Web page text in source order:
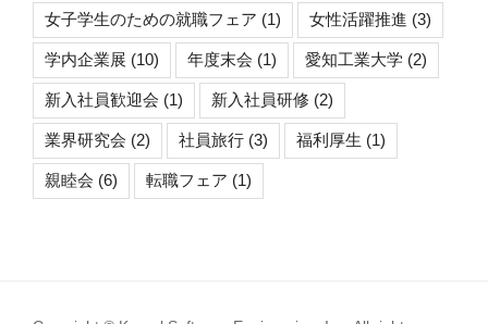
女子学生のための就職フェア (1) 女性活躍推進 (3)
学内企業展 (10) 年度末会 (1) 愛知工業大学 (2)
新入社員歓迎会 (1) 新入社員研修 (2)
業界研究会 (2) 社員旅行 (3) 福利厚生 (1)
親睦会 (6) 転職フェア (1)